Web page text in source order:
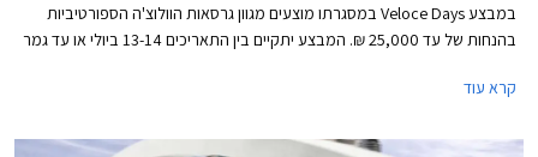
במבצע Veloce Days במסגרתו מוצעים מגוון גרסאות הוולוצ'ה הספורטיביות
בהנחות של עד 25,000 ₪. המבצע יתקיים בין התאריכים 13-14 ביולי או עד גמר
קרא עוד